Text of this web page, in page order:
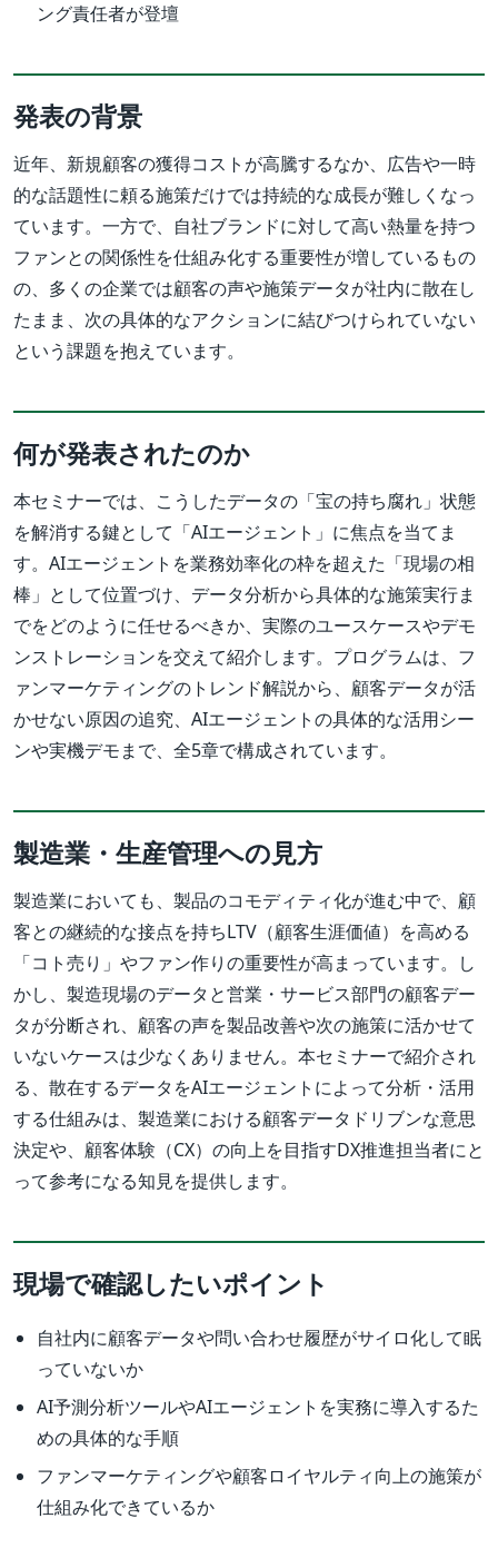
ング責任者が登壇
発表の背景
近年、新規顧客の獲得コストが高騰するなか、広告や一時
的な話題性に頼る施策だけでは持続的な成長が難しくなっ
ています。一方で、自社ブランドに対して高い熱量を持つ
ファンとの関係性を仕組み化する重要性が増しているもの
の、多くの企業では顧客の声や施策データが社内に散在し
たまま、次の具体的なアクションに結びつけられていない
という課題を抱えています。
何が発表されたのか
本セミナーでは、こうしたデータの「宝の持ち腐れ」状態
を解消する鍵として「AIエージェント」に焦点を当てま
す。AIエージェントを業務効率化の枠を超えた「現場の相
棒」として位置づけ、データ分析から具体的な施策実行ま
でをどのように任せるべきか、実際のユースケースやデモ
ンストレーションを交えて紹介します。プログラムは、フ
ァンマーケティングのトレンド解説から、顧客データが活
かせない原因の追究、AIエージェントの具体的な活用シー
ンや実機デモまで、全5章で構成されています。
製造業・生産管理への見方
製造業においても、製品のコモディティ化が進む中で、顧
客との継続的な接点を持ちLTV（顧客生涯価値）を高める
「コト売り」やファン作りの重要性が高まっています。し
かし、製造現場のデータと営業・サービス部門の顧客デー
タが分断され、顧客の声を製品改善や次の施策に活かせて
いないケースは少なくありません。本セミナーで紹介され
る、散在するデータをAIエージェントによって分析・活用
する仕組みは、製造業における顧客データドリブンな意思
決定や、顧客体験（CX）の向上を目指すDX推進担当者にと
って参考になる知見を提供します。
現場で確認したいポイント
自社内に顧客データや問い合わせ履歴がサイロ化して眠
っていないか
AI予測分析ツールやAIエージェントを実務に導入するた
めの具体的な手順
ファンマーケティングや顧客ロイヤルティ向上の施策が
仕組み化できているか